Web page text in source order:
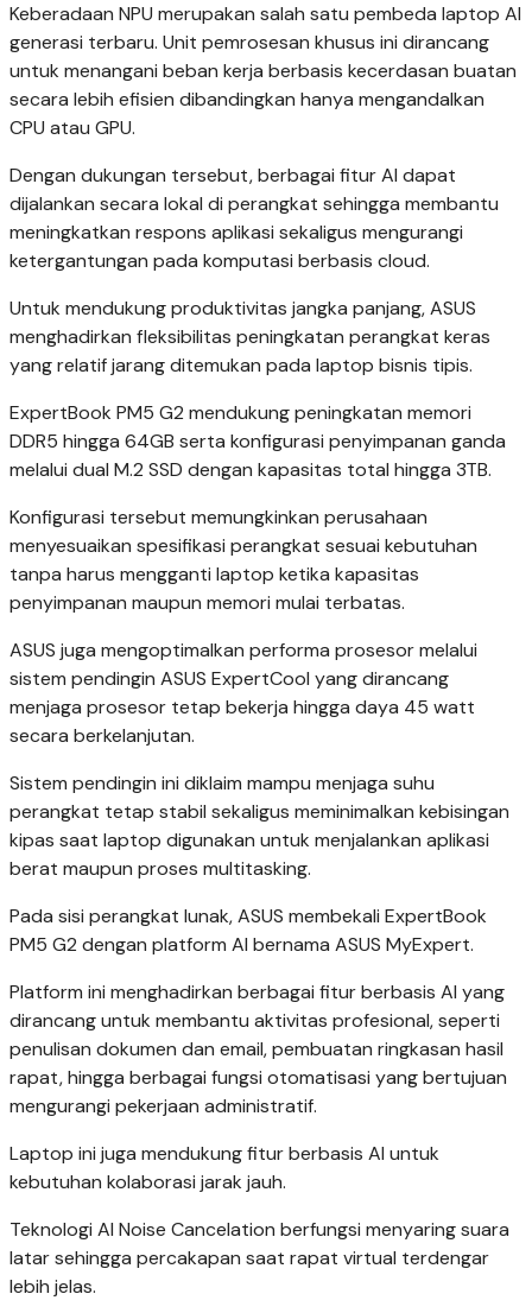
Keberadaan NPU merupakan salah satu pembeda laptop AI
generasi terbaru. Unit pemrosesan khusus ini dirancang
untuk menangani beban kerja berbasis kecerdasan buatan
secara lebih efisien dibandingkan hanya mengandalkan
CPU atau GPU.
Dengan dukungan tersebut, berbagai fitur AI dapat
dijalankan secara lokal di perangkat sehingga membantu
meningkatkan respons aplikasi sekaligus mengurangi
ketergantungan pada komputasi berbasis cloud.
Untuk mendukung produktivitas jangka panjang, ASUS
menghadirkan fleksibilitas peningkatan perangkat keras
yang relatif jarang ditemukan pada laptop bisnis tipis.
ExpertBook PM5 G2 mendukung peningkatan memori
DDR5 hingga 64GB serta konfigurasi penyimpanan ganda
melalui dual M.2 SSD dengan kapasitas total hingga 3TB.
Konfigurasi tersebut memungkinkan perusahaan
menyesuaikan spesifikasi perangkat sesuai kebutuhan
tanpa harus mengganti laptop ketika kapasitas
penyimpanan maupun memori mulai terbatas.
ASUS juga mengoptimalkan performa prosesor melalui
sistem pendingin ASUS ExpertCool yang dirancang
menjaga prosesor tetap bekerja hingga daya 45 watt
secara berkelanjutan.
Sistem pendingin ini diklaim mampu menjaga suhu
perangkat tetap stabil sekaligus meminimalkan kebisingan
kipas saat laptop digunakan untuk menjalankan aplikasi
berat maupun proses multitasking.
Pada sisi perangkat lunak, ASUS membekali ExpertBook
PM5 G2 dengan platform AI bernama ASUS MyExpert.
Platform ini menghadirkan berbagai fitur berbasis AI yang
dirancang untuk membantu aktivitas profesional, seperti
penulisan dokumen dan email, pembuatan ringkasan hasil
rapat, hingga berbagai fungsi otomatisasi yang bertujuan
mengurangi pekerjaan administratif.
Laptop ini juga mendukung fitur berbasis AI untuk
kebutuhan kolaborasi jarak jauh.
Teknologi AI Noise Cancelation berfungsi menyaring suara
latar sehingga percakapan saat rapat virtual terdengar
lebih jelas.